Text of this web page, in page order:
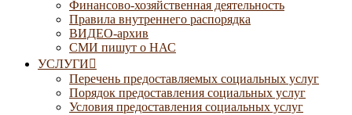
Финансово-хозяйственная деятельность
Правила внутреннего распорядка
ВИДЕО-архив
СМИ пишут о НАС
УСЛУГИ
Перечень предоставляемых социальных услуг
Порядок предоставления социальных услуг
Условия предоставления социальных услуг